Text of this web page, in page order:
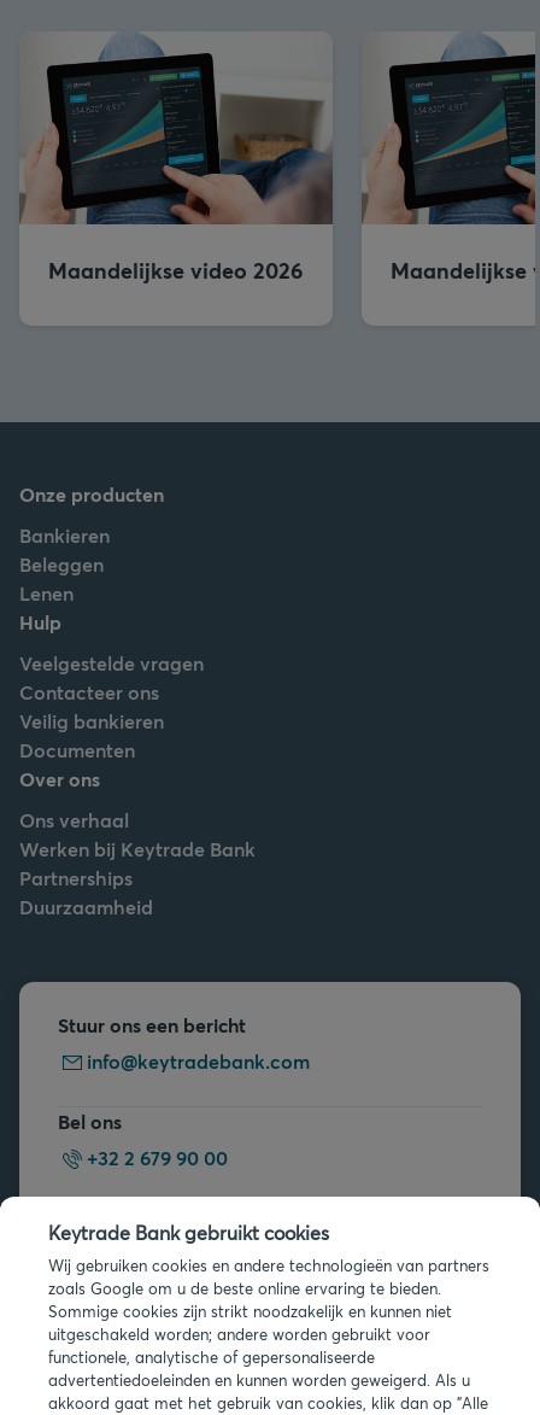
Maandelijkse video 2026 Maandelijkse
Onze producten
Bankieren
Beleggen
Lenen
Hulp
Veelgestelde vragen
Contacteer ons
Veilig bankieren
Documenten
Over ons
Ons verhaal
Werken bij Keytrade Bank
Partnerships
Duurzaamheid
Stuur ons een bericht
info@keytradebank.com
Bel ons
+32 2 679 90 00
Veelgestelde vragen
Keytrade Bank gebruikt cookies
Wij gebruiken cookies en andere technologieën van partners
zoals Google om u de beste online ervaring te bieden.
Sommige cookies zijn strikt noodzakelijk en kunnen niet
uitgeschakeld worden; andere worden gebruikt voor
functionele, analytische of gepersonaliseerde
advertentiedoeleinden en kunnen worden geweigerd. Als u
akkoord gaat met het gebruik van cookies, klik dan op "Alle